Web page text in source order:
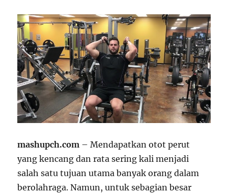
mashupch.com – Mendapatkan otot perut
yang kencang dan rata sering kali menjadi
salah satu tujuan utama banyak orang dalam
berolahraga. Namun, untuk sebagian besar